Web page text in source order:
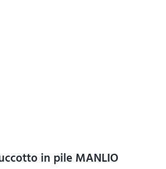
in pile MANLIO